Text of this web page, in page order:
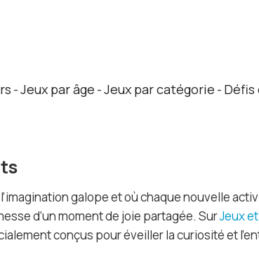
-Jeux par âge -Jeux par catégorie - Défis
l’imagination galope et où chaque nouvelle
d’un moment de joie partagée. SurJeux
conçus pour éveiller la curiosité et